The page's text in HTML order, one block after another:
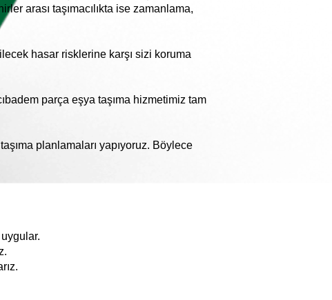
arası taşımacılıkta ise zamanlama,
hasar risklerine karşı sizi koruma
parça eşya taşıma hizmetimiz tam
planlamaları yapıyoruz. Böylece